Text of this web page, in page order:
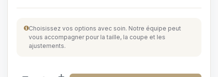
Choisissez vos options avec soin. Notre équipe peut
vous accompagner pour la taille, la coupe et les
ajustements.